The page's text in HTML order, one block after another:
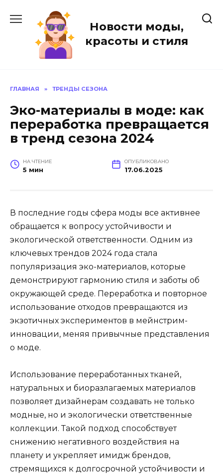
содержанию
Новости моды,
красоты и стиля
ГЛАВНАЯ » ТРЕНДЫ СЕЗОНА
Эко-материалы в моде: как
переработка превращается
в тренд сезона 2024
НА ЧТЕНИЕ
5 мин
ОПУБЛИКОВАНО
17.06.2025
В последние годы сфера моды все активнее
обращается к вопросу устойчивости и
экологической ответственности. Одним из
ключевых трендов 2024 года стала
популяризация эко-материалов, которые
демонстрируют гармонию стиля и заботы об
окружающей среде. Переработка и повторное
использование отходов превращаются из
экзотичных экспериментов в мейнстрим-
инновации, меняя привычные представления
о моде.
Использование переработанных тканей,
натуральных и биоразлагаемых материалов
позволяет дизайнерам создавать не только
модные, но и экологически ответственные
коллекции. Такой подход способствует
снижению негативного воздействия на
планету и укрепляет имидж брендов,
стремящихся к долгосрочной устойчивости и